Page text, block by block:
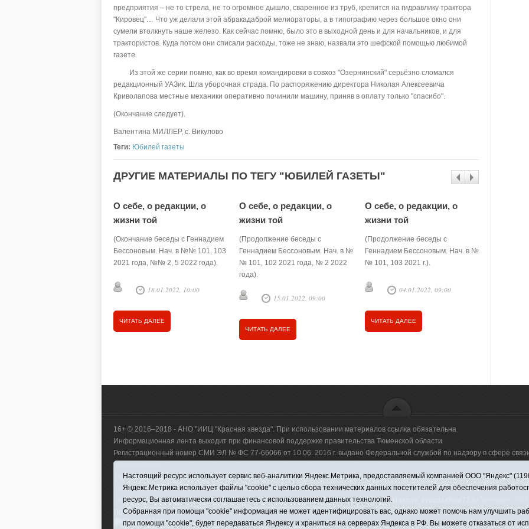
предприятия – не то стрела, не то огромное дышло, сваренное из труб, крепится на гидравлику трактора
"Кировец"… Что уж делали этой абракадаброй мелиораторы, а в типографию через большое окно они
сумели втолкнуть наше железо. Как сейчас помню, было это в выходной день и для начальников, и для
трактористов. Куда потом они списали расходы, тоже не знаю, назвали это шефской помощью любимой
газете.
Из этой же серии помню, как во время командировки в совхоз "Озернинский" серьёзно сломался
редакционный УАЗик. Шла уборочная страда. По распоряжению директора Николая Алексеевича
Криволапова местные механики оперативно починили машину, приняв в оплату только "спасибо".
(Окончание следует).
Валентина МИЛЛЕР, с. Викулово
Теги: Юбилей газеты
ДРУГИЕ МАТЕРИАЛЫ ПО ТЕГУ "ЮБИЛЕЙ ГАЗЕТЫ"
О себе, о редакции, о
жизни той
(Окончание беседы с Геннадием
Бессоновым. Нач. в №№ 101, 103
2021 года, №№ 2, 5 2022 года).
18.01.2022, 10:00
ЧИТАТЬ ДАЛЕЕ
О себе, о редакции, о
жизни той
(Продолжение беседы с
Геннадием Бессоновым. Нач. в №
№ 101, 102 2021 года, № 2 2022
года).
15.01.2022, 09:00
ЧИТАТЬ ДАЛЕЕ
О себе, о редакции, о
жизни той
(Продолжение беседы с
Геннадием Бессоновым. Нач. в №
№ 101, 103 2021 г.).
04.01.2022, 09:00
ЧИТАТЬ ДАЛЕЕ
16+ © 2016–2018 - АНО "ИИЦ "Красная звезда". При использовании материалов ссылка обязательна
Информационная лента выходит при финансовой поддержке правительства Тюменской области
Регистрационный номер СМИ ЭЛ № ФС 77-66066 от 10.06. 2016 г. выдано Федеральной службой по надзору в сфере
коммуникаций.
Учредитель (соучредители) Автономная некоммерческая организация "Информационно-издательский центр "Красная
р-н, с. Викулово, ул. Ленина, д. 5).
Главный редактор Антюхова Светлана Владимировна. Адрес электронной почты:krasnay_zvezda@obl72.ru
Политика оператора|RSS
Настоящий ресурс использует сервис веб-аналитики Яндекс.Метрика, предоставляемый компанией ООО "Яндекс"
Яндекс.Метрика использует файлы "cookie" с целью сбора технических данных посетителей для обеспечения
ресурс, Вы автоматически соглашаетесь с использованием данных технологий.
Собранная при помощи "cookie" информация не может идентифицировать вас, однако может помочь нам улучшить
при помощи "cookie", будет передаваться Яндексу и храниться на серверах Яндекса в РФ. Вы можете отказаться от